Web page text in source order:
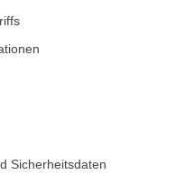
Sicherheitsdaten